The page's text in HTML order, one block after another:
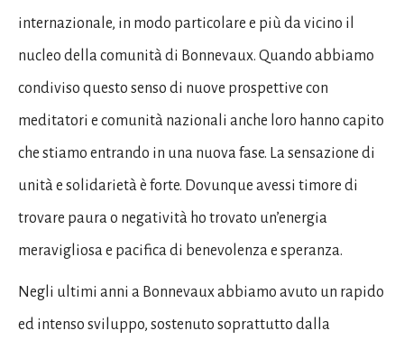
internazionale, in modo particolare e più da vicino il
nucleo della comunità di Bonnevaux. Quando abbiamo
condiviso questo senso di nuove prospettive con
meditatori e comunità nazionali anche loro hanno capito
che stiamo entrando in una nuova fase. La sensazione di
unità e solidarietà è forte. Dovunque avessi timore di
trovare paura o negatività ho trovato un’energia
meravigliosa e pacifica di benevolenza e speranza.
Negli ultimi anni a Bonnevaux abbiamo avuto un rapido
ed intenso sviluppo, sostenuto soprattutto dalla